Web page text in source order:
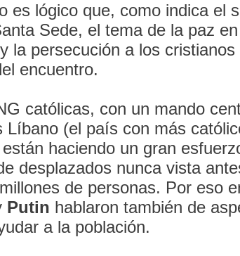
es lógico que, como indica el
Sede, el tema de la paz
la persecución a los
encuentro.
católicas, con un mando
Líbano (el país con más
haciendo un gran
desplazados nunca vista
de personas. Por eso
Putin hablaron también de
a la población.